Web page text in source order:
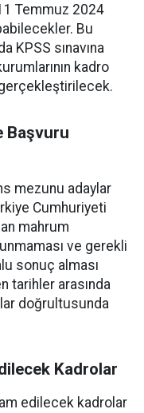
Temmuz 2024
Bu
KPSS sınavına
kadro
gerçekleştirilecek.
Başvuru
mezunu adaylar
Cumhuriyeti
mahrum
ve gerekli
sonuç alması
tarihler arasında
doğrultusunda
Kadrolar
edilecek kadrolar